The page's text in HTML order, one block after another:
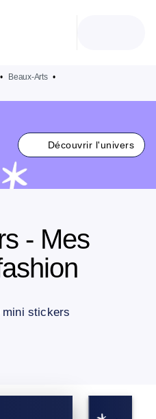
• Beaux-Arts •
Découvrir l'univers
- Mes
mini stickers